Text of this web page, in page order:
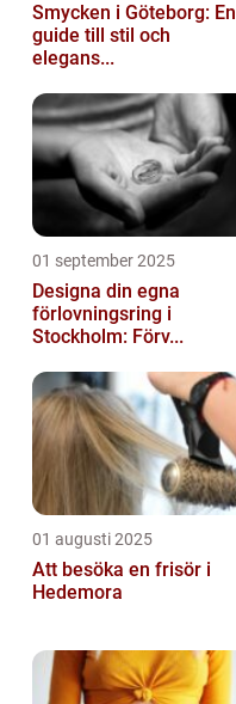
Smycken i Göteborg: En
guide till stil och
elegans...
01 september 2025
Designa din egna
förlovningsring i
Stockholm: Förv...
01 augusti 2025
Att besöka en frisör i
Hedemora